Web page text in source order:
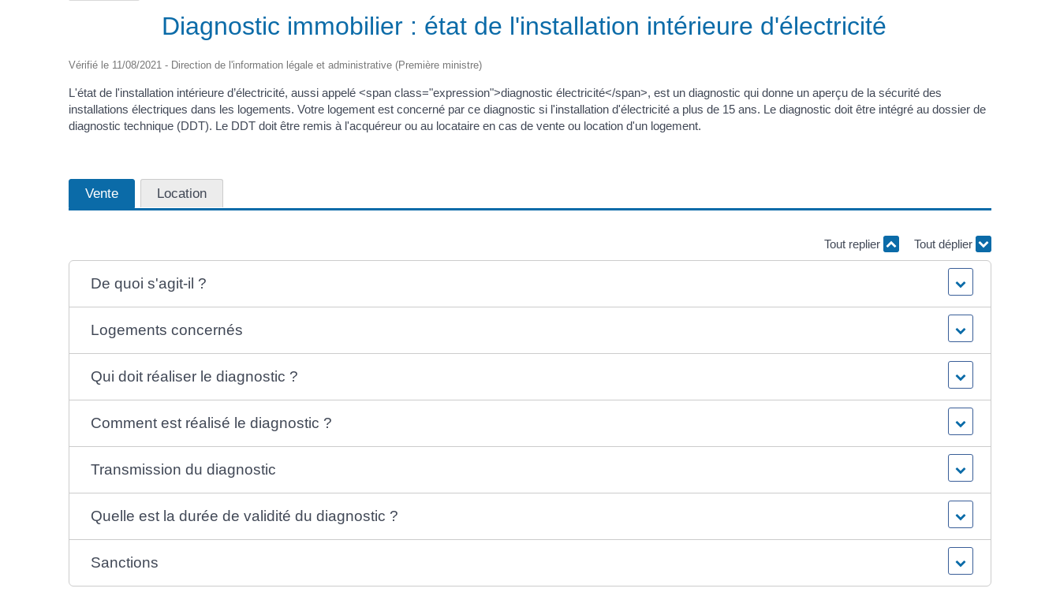
Diagnostic immobilier : état de l'installation intérieure d'électricité
Vérifié le 11/08/2021 - Direction de l'information légale et administrative (Première ministre)
L'état de l'installation intérieure d’électricité, aussi appelé <span class="expression">diagnostic électricité</span>, est un diagnostic qui donne un aperçu de la sécurité des
installations électriques dans les logements. Votre logement est concerné par ce diagnostic si l'installation d'électricité a plus de 15 ans. Le diagnostic doit être intégré au dossier de
diagnostic technique (DDT). Le DDT doit être remis à l'acquéreur ou au locataire en cas de vente ou location d'un logement.
Vente Location
Tout replier Tout déplier
De quoi s'agit-il ?
Logements concernés
Qui doit réaliser le diagnostic ?
Comment est réalisé le diagnostic ?
Transmission du diagnostic
Quelle est la durée de validité du diagnostic ?
Sanctions